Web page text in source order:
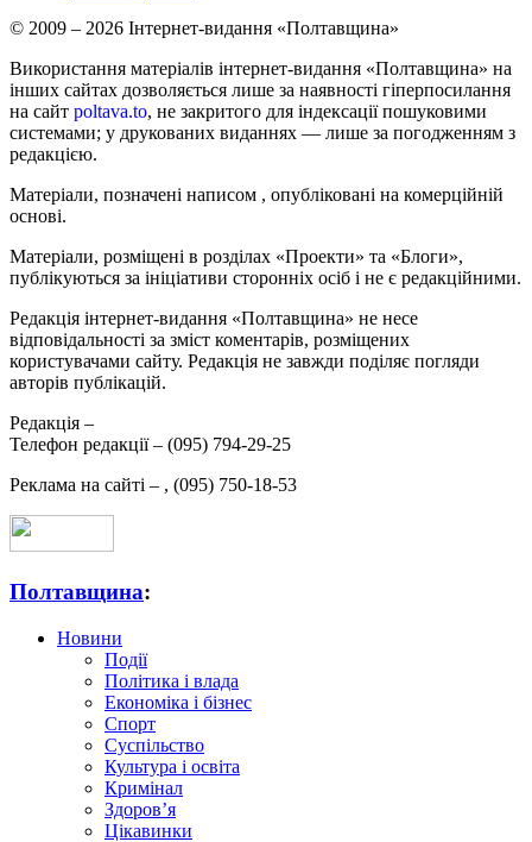
© 2009 – 2026 Інтернет-видання «Полтавщина»
Використання матеріалів інтернет-видання «Полтавщина» на
інших сайтах дозволяється лише за наявності гіперпосилання
на сайт poltava.to, не закритого для індексації пошуковими
системами; у друкованих виданнях — лише за погодженням з
редакцією.
Матеріали, позначені написом , опубліковані на комерційній
основі.
Матеріали, розміщені в розділах «Проекти» та «Блоги»,
публікуються за ініціативи сторонніх осіб і не є редакційними.
Редакція інтернет-видання «Полтавщина» не несе
відповідальності за зміст коментарів, розміщених
користувачами сайту. Редакція не завжди поділяє погляди
авторів публікацій.
Редакція –
Телефон редакції – (095) 794-29-25
Реклама на сайті – , (095) 750-18-53
Полтавщина:
Новини
Події
Політика і влада
Економіка і бізнес
Спорт
Суспільство
Культура і освіта
Кримінал
Здоров’я
Цікавинки